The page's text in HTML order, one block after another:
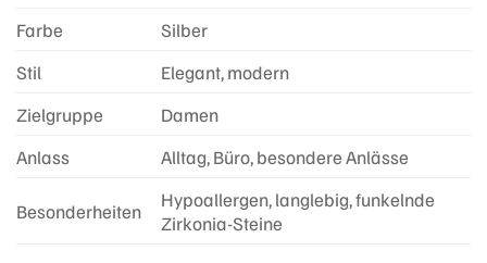
Farbe
Silber
Stil
Elegant, modern
Zielgruppe
Damen
Anlass
Alltag, Büro, besondere Anlässe
Besonderheiten
Hypoallergen, langlebig, funkelnde
Zirkonia-Steine